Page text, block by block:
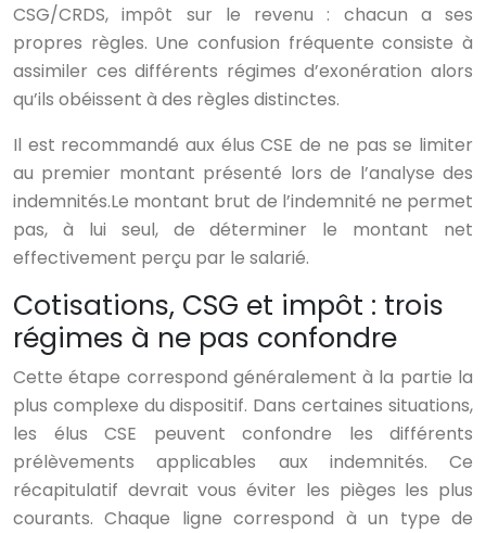
CSG/CRDS, impôt sur le revenu : chacun a ses
propres règles. Une confusion fréquente consiste à
assimiler ces différents régimes d’exonération alors
qu’ils obéissent à des règles distinctes.
Il est recommandé aux élus CSE de ne pas se limiter
au premier montant présenté lors de l’analyse des
indemnités.Le montant brut de l’indemnité ne permet
pas, à lui seul, de déterminer le montant net
effectivement perçu par le salarié.
Cotisations, CSG et impôt : trois
régimes à ne pas confondre
Cette étape correspond généralement à la partie la
plus complexe du dispositif. Dans certaines situations,
les élus CSE peuvent confondre les différents
prélèvements applicables aux indemnités. Ce
récapitulatif devrait vous éviter les pièges les plus
courants. Chaque ligne correspond à un type de